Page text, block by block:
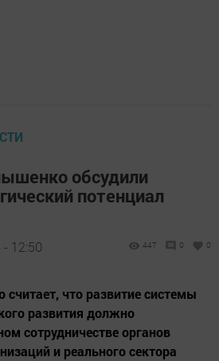
обсудили
потенциал
- 12:50 447 0 0
что развитие системы
развития должно
сотрудничестве органов
и реального сектора